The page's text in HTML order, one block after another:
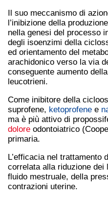
Il suo meccanismo di
l’inibizione della
nella genesi del processo
degli isoenzimi della
ed orientamento del
arachidonico verso la via
conseguente aumento
leucotrieni.
Come inibitore della
suprofene, ketoprofene e
ma è più attivo di
dolore odontoiatrico
primaria.
L’efficacia nel trattamento
correlata alla riduzione dei
fluido mestruale, della
contrazioni uterine.